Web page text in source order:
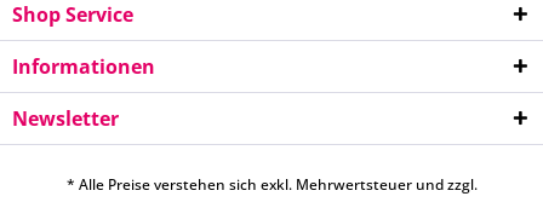
Shop Service
Informationen
Newsletter
* Alle Preise verstehen sich exkl. Mehrwertsteuer und zzgl.